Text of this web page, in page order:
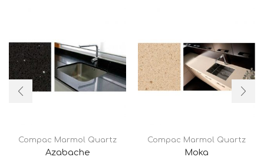
Compac Marmol Quartz
Azabache
Compac Marmol Quartz
Moka